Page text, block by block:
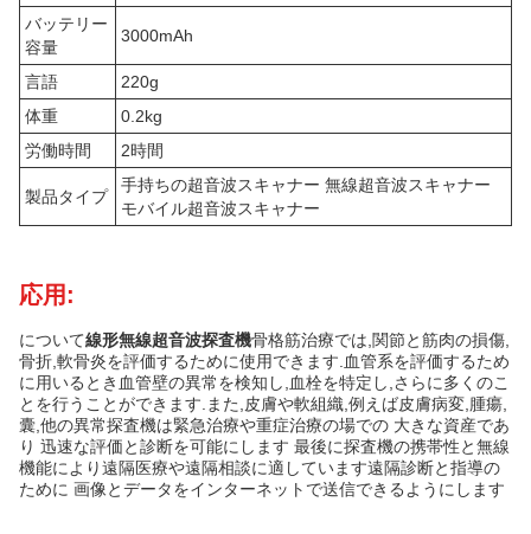
バッテリー
容量
3000mAh
言語
220g
体重
0.2kg
労働時間
2時間
製品タイプ
手持ちの超音波スキャナー 無線超音波スキャナー
モバイル超音波スキャナー
応用:
について線形無線超音波探査機骨格筋治療では,関節と筋肉の損傷,
骨折,軟骨炎を評価するために使用できます.血管系を評価するため
に用いるとき血管壁の異常を検知し,血栓を特定し,さらに多くのこ
とを行うことができます.また,皮膚や軟組織,例えば皮膚病変,腫瘍,
囊,他の異常探査機は緊急治療や重症治療の場での 大きな資産であ
り 迅速な評価と診断を可能にします 最後に探査機の携帯性と無線
機能により遠隔医療や遠隔相談に適しています遠隔診断と指導の
ために 画像とデータをインターネットで送信できるようにします